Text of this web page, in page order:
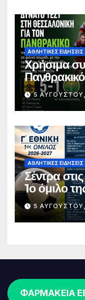
ΑΘΛΗΤΙΚΈΣ ΕΙΔΉΣΕΙΣ
Χρήσιμα
5
ΑΘΛΗΤΙΚΈΣ ΕΙΔΉΣΕΙΣ
Σέντρα
1ο όμιλο
πρόγραμμα
5
ΦΑΡΜΑΚΕΙΑ